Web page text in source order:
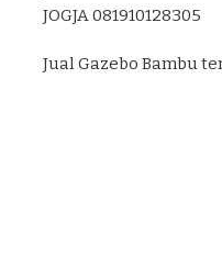
JOGJA 081910128305
Jual Gazebo Bambu